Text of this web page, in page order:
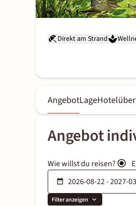
Direkt am Strand
AngebotLage
Angebot
Wie willst du reisen?
Filter anzeigen